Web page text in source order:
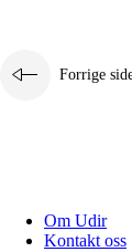
3.5Forrige
Om Udir
Kontakt oss